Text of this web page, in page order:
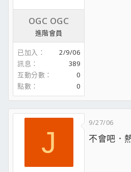
OGC OGC
進階會員
已加入
2/9/06
訊息
389
互動分數
0
點數
0
J
9/27/06
不會吧．